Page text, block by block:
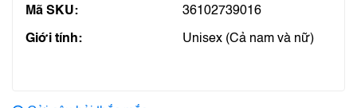
Mã SKU: 36102739016
Giới tính: Unisex (Cả nam và nữ)